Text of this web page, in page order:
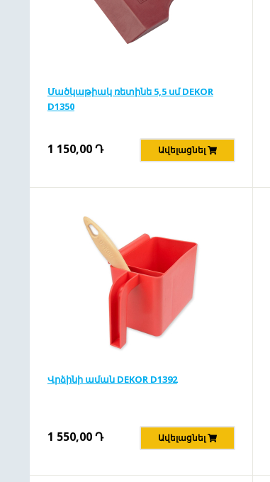
Մածկաթիակ ռետինե 5,5 սմ DEKOR
D1350
1 150,00Դ Ավելացնել
Վրձինի աման DEKOR D1392
1 550,00Դ Ավելացնել